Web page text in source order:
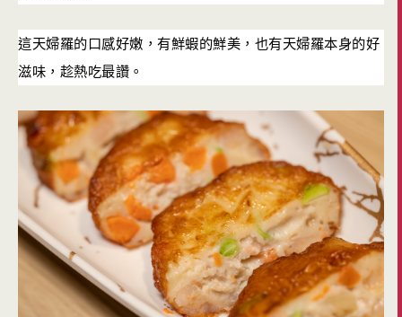
這天婦羅的口感好嫩，有鮮蝦的鮮美，也有天婦羅本身的好
滋味，趁熱吃最讚。